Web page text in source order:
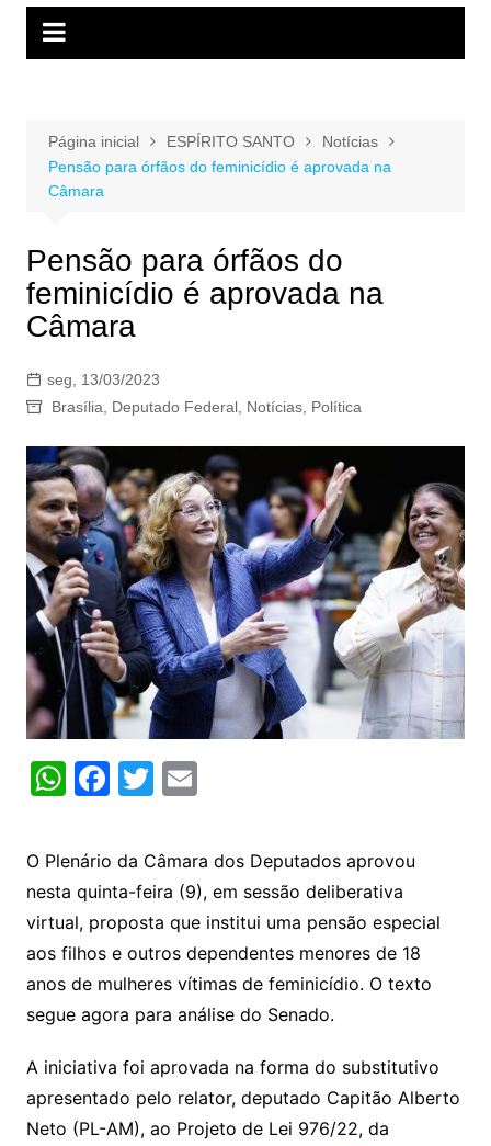
Página inicial ESPÍRITO SANTO
Notícias
Pensão para órfãos do feminicídio é aprovada na
Câmara
Pensão para órfãos do
feminicídio é aprovada na
Câmara
seg, 13/03/2023
Brasília
Deputado Federal, Notícias, Política
W
at
s
A
p
p
F
c
e
b
o
o
k
T
itt
er
E
ai
l
O Plenário da Câmara dos Deputados aprovou
nesta quinta-feira (9), em sessão deliberativa
virtual, proposta que institui uma pensão especial
aos filhos e outros dependentes menores de 18
anos de mulheres vítimas de feminicídio. O texto
segue agora para análise do Senado.
A iniciativa foi aprovada na forma do substitutivo
apresentado pelo relator, deputado Capitão Alberto
Neto (PL-AM), ao Projeto de Lei 976/22, da